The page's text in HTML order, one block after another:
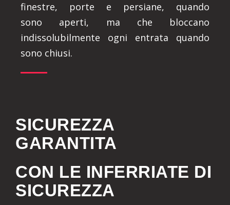
finestre, porte e persiane, quando
sono aperti, ma che bloccano
indissolubilmente ogni entrata quando
sono chiusi.
SICUREZZA
GARANTITA
CON LE INFERRIATE DI
SICUREZZA